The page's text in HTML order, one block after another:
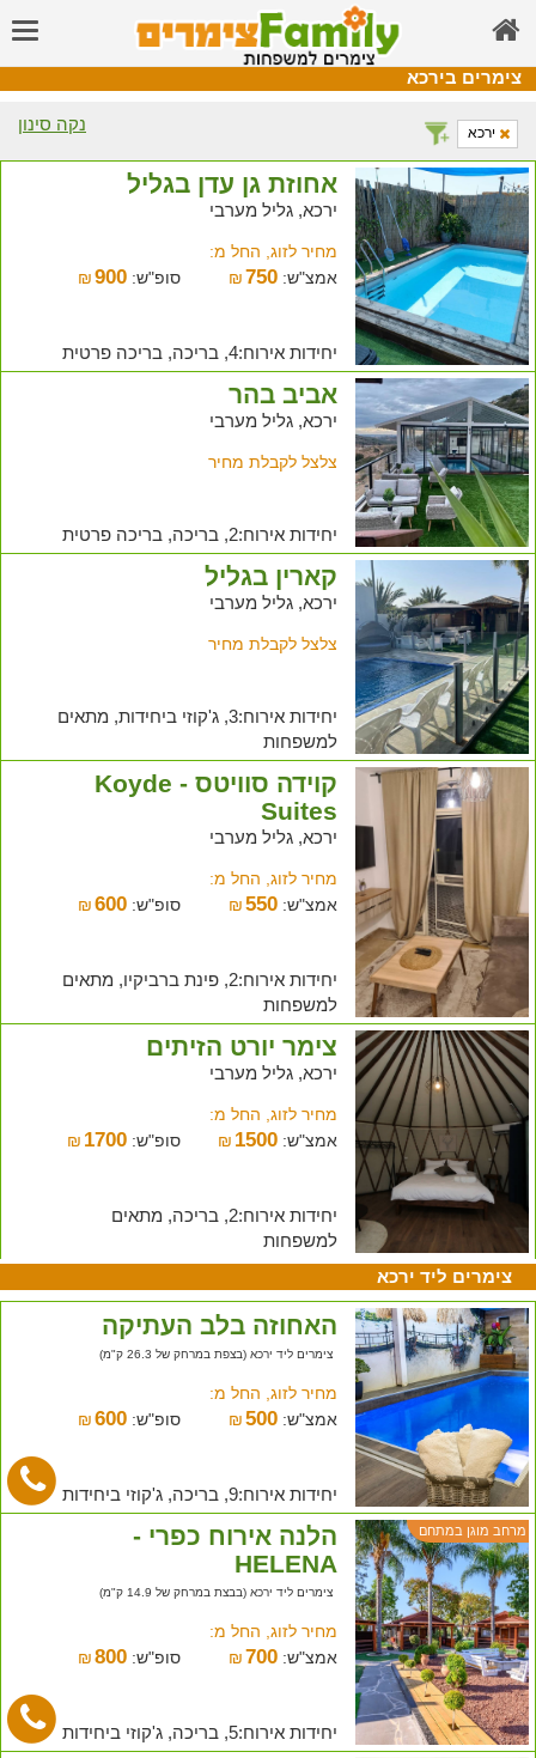
צימרים בירכא
נקה סינון ירכא
אחוזת גן עדן בגליל
ירכא, גליל מערבי
מחיר לזוג, החל מ:
אמצ"ש:
₪750 סופ"ש: ₪ 900
יחידות אירוח:4, בריכה, בריכה פרטית
אביב בהר
ירכא, גליל מערבי
צלצל לקבלת מחיר
יחידות אירוח:2, בריכה, בריכה פרטית
קארין בגליל
ירכא, גליל מערבי
צלצל לקבלת מחיר
יחידות אירוח:3, ג'קוזי ביחידות, מתאים
למשפחות
קוידה סוויטס - Koyde
Suites
ירכא, גליל מערבי
מחיר לזוג, החל מ:
אמצ"ש:
₪550 סופ"ש: ₪ 600
יחידות אירוח:2, פינת ברביקיו, מתאים
למשפחות
צימר יורט הזיתים
ירכא, גליל מערבי
מחיר לזוג, החל מ:
אמצ"ש:
₪ 1500 סופ"ש: ₪ 1700
יחידות אירוח:2, בריכה, מתאים
למשפחות
צימרים ליד ירכא
האחוזה בלב העתיקה
צימרים ליד ירכא (בצפת במרחק של 26.3 ק"מ)
מחיר לזוג, החל מ:
אמצ"ש:
₪500 סופ"ש: ₪ 600
יחידות אירוח:9, בריכה, ג'קוזי ביחידות
מרחב מוגן במתחם
הלנה אירוח כפרי -
HELENA
צימרים ליד ירכא (בבצת במרחק של 14.9 ק"מ)
מחיר לזוג, החל מ:
אמצ"ש:
₪700 סופ"ש: ₪ 800
יחידות אירוח:5, בריכה, ג'קוזי ביחידות